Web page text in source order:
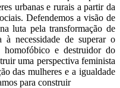
urbanas e rurais a partir da
Defendemos a visão de
luta pela transformação de
necessidade de superar o
homofóbico e destruidor do
uma perspectiva feminista
das mulheres e a igualdade
para construir